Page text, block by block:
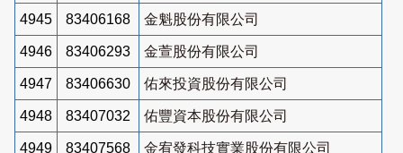
4945 83406168 金魁股份有限公司
4946 83406293 金萱股份有限公司
4947 83406630 佑來投資股份有限公司
4948 83407032 佑豐資本股份有限公司
4949 83407568 金宥發科技實業股份有限公司